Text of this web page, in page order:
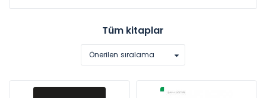
Konulara Göre
İdare Hukuku (119)
Tüm kitaplar
Önerilen sıralama